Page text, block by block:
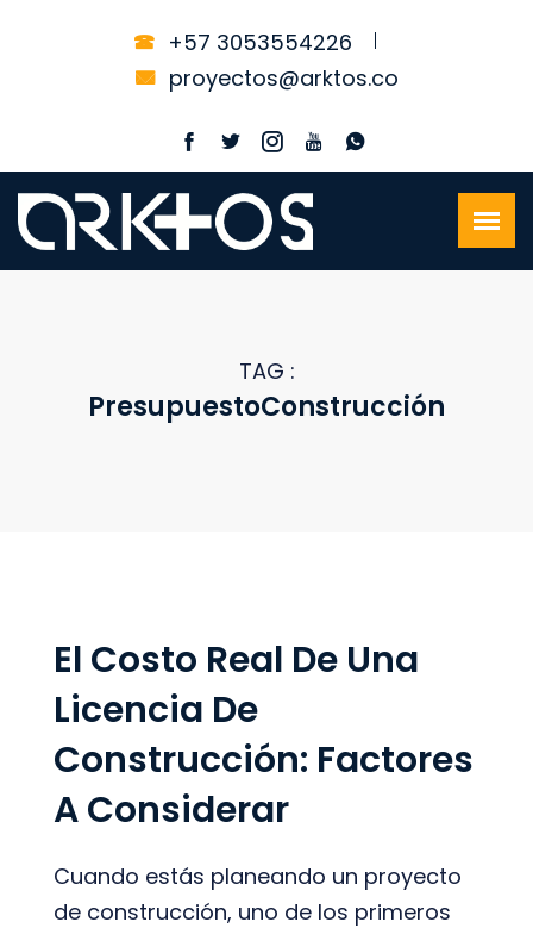
+57 3053554226
proyectos@arktos.co
TAG :
PresupuestoConstrucción
El Costo Real De Una
Licencia De
Construcción: Factores
A Considerar
Cuando estás planeando un proyecto
de construcción, uno de los primeros